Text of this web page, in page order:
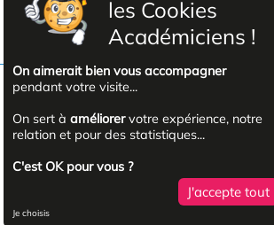
CGVU
Facebook
Linkedin
les Cookies
Académiciens !
On aimerait bien vous accompagner
pendant votre visite...
On sert àaméliorervotre expérience, notre
relation et pour des statistiques...
C'est OK pour vous ?
J'accepte tout
Je choisis